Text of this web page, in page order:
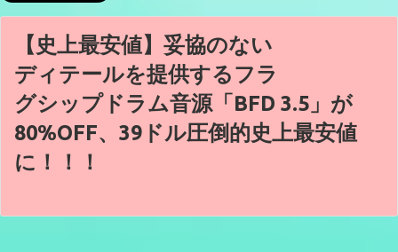
【史上最安値】妥協のない
ディテールを提供するフラ
グシップドラム音源「BFD 3.5」が
80%OFF、39ドル圧倒的史上最安値
に！！！